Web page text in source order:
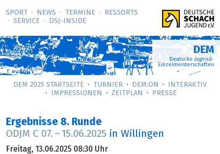
SPORT NEWS TERMINE
RESSORTS
SERVICE
DSJ-­INSIDE
DEM
Deutsche Jugend-
Einzelmeisterschaften
DEM 2025 STARTSEITE TURNIER DEM:ON
INTERAKTIV
IMPRESSIONEN
ZEITPLAN PRESSE
Ergebnisse 8. Runde
ODJM C 07. – 15.06.2025 in Willingen
Freitag, 13.06.2025 08:30 Uhr